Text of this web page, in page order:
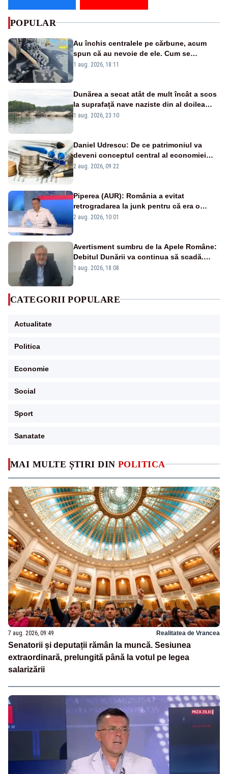
MAI MULTE ȘTIRI DIN POLITICA
7 aug. 2026, 09:49 Realitatea de Vrancea
Senatorii și deputații rămân la muncă. Sesiunea
extraordinară, prelungită până la votul pe legea
salarizării
POPULAR
Au închis centralele pe cărbune, acum
spun că au nevoie de ele. Cum se
pasează vina în plină criză energetică
1 aug. 2026, 18:11
Dunărea a secat atât de mult încât a scos
la suprafață nave naziste din al doilea
război mondial
1 aug. 2026, 23:10
Daniel Udrescu: De ce patrimoniul va
deveni conceptul central al economiei
viitoare?
2 aug. 2026, 09:22
Piperea (AUR): România a evitat
retrogradarea la junk pentru că era o
catastrofă pentru bănci și fondurile de
2 aug. 2026, 10:01
Avertisment sumbru de la Apele Române:
Debitul Dunării va continua să scadă.
Cernavodă s-ar putea închide în 4 zile
1 aug. 2026, 18:08
CATEGORII POPULARE
Actualitate
Politica
Economie
Social
Sport
Sanatate